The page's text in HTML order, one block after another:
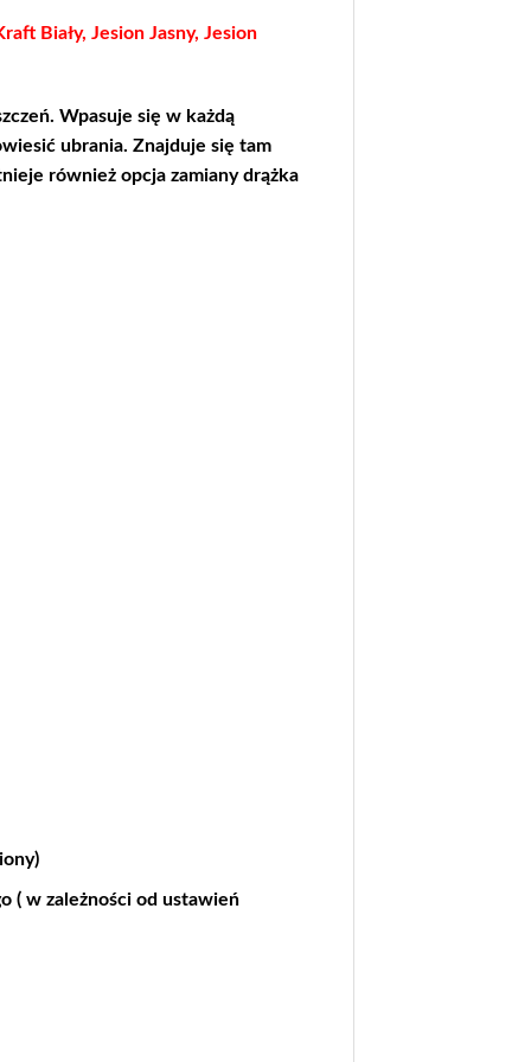
Biały, Jesion Jasny, Jesion
Wpasuje się w każdą
ubrania. Znajduje się tam
również opcja zamiany drążka
( w zależności od ustawień